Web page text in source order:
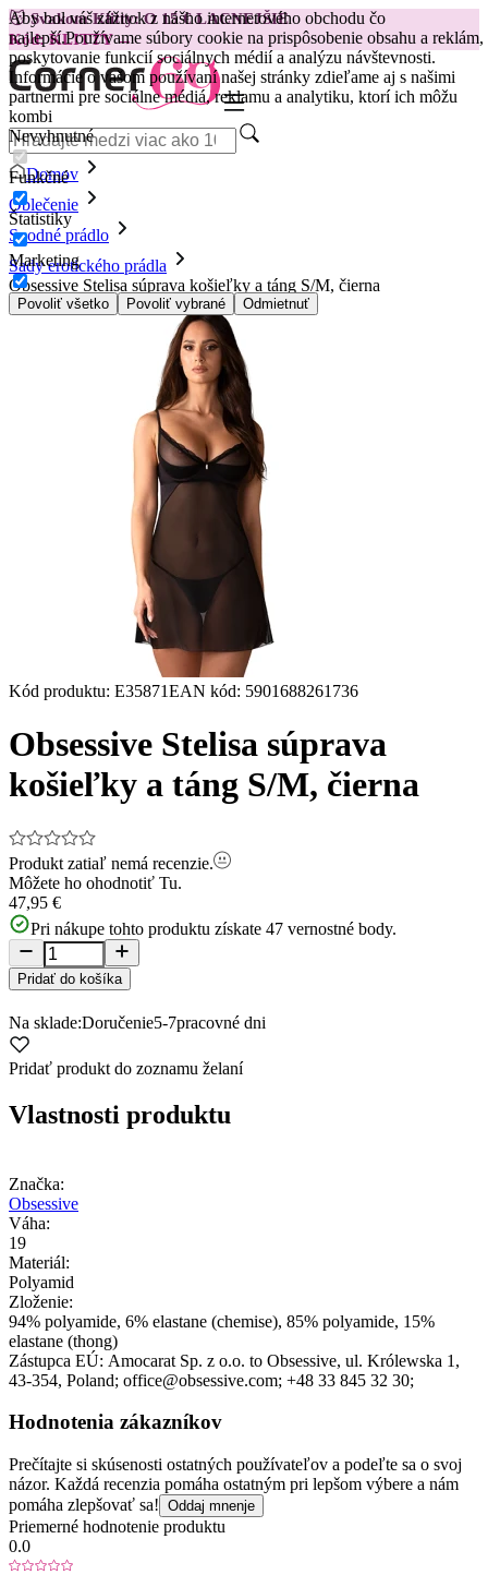
Aby bol váš zážitok z nášho internetového obchodu čo
najlepší.Používame súbory cookie na prispôsobenie obsahu a reklám,
poskytovanie funkcií sociálnych médií a analýzu návštevnosti.
Informácie o vašom používaní našej stránky zdieľame aj s našimi
partnermi pre sociálne médiá, reklamu a analytiku, ktorí ich môžu
kombi
Nevyhnutné
Funkčné
Štatistiky
Marketing
Povoliť všetko Povoliť vybrané Odmietnuť
😽Svakom Klitty: O 15 € LACNEJŠIE
Kód: KLITTY →
Domov
Oblečenie
Spodné prádlo
Sady erotického prádla
Obsessive Stelisa súprava košieľky a táng S/M, čierna
Kód produktu: E35871EAN kód: 5901688261736
Obsessive Stelisa súprava
košieľky a táng S/M, čierna
Produkt zatiaľ nemá recenzie.
Môžete ho ohodnotiť Tu.
47,95 €
Pri nákupe tohto produktu získate 47 vernostné body.
Pridať do košíka
Na sklade:Doručenie5-7pracovné dni
Pridať produkt do zoznamu želaní
Vlastnosti produktu
Značka:
Obsessive
Váha:
19
Materiál:
Polyamid
Zloženie:
94% polyamide, 6% elastane (chemise), 85% polyamide, 15%
elastane (thong)
Zástupca EÚ: Amocarat Sp. z o.o. to Obsessive, ul. Królewska 1 ,
43-354, Poland; office@obsessive.com; +48 33 845 32 30;
Hodnotenia zákazníkov
Prečítajte si skúsenosti ostatných používateľov a podeľte sa o svoj
názor. Každá recenzia pomáha ostatným pri lepšom výbere a nám
pomáha zlepšovať sa! Oddaj mnenje
Priemerné hodnotenie produktu
0.0